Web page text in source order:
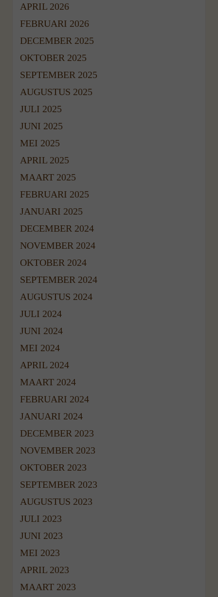
APRIL 2026
FEBRUARI 2026
DECEMBER 2025
OKTOBER 2025
SEPTEMBER 2025
AUGUSTUS 2025
JULI 2025
JUNI 2025
MEI 2025
APRIL 2025
MAART 2025
FEBRUARI 2025
JANUARI 2025
DECEMBER 2024
NOVEMBER 2024
OKTOBER 2024
SEPTEMBER 2024
AUGUSTUS 2024
JULI 2024
JUNI 2024
MEI 2024
APRIL 2024
MAART 2024
FEBRUARI 2024
JANUARI 2024
DECEMBER 2023
NOVEMBER 2023
OKTOBER 2023
SEPTEMBER 2023
AUGUSTUS 2023
JULI 2023
JUNI 2023
MEI 2023
APRIL 2023
MAART 2023